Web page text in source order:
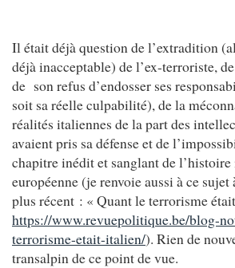
Il était déjà question de l’extradition
déjà inacceptable) de l’ex-terroriste,
de son refus d’endosser ses
soit sa réelle culpabilité), de la
réalités italiennes de la part des
avaient pris sa défense et de
chapitre inédit et sanglant de
européenne (je renvoie aussi à ce
plus récent : « Quant le terrorisme
https://www.revuepolitique.be/blog-
terrorisme-etait-italien/). Rien de
transalpin de ce point de vue.